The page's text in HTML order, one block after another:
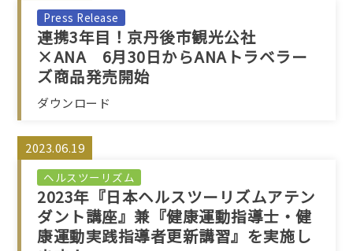
Press Release
連携3年目！京丹後市観光公社
×ANA 6月30日からANAトラベラー
ズ商品発売開始
ダウンロード
2023.06.19
ヘルスツーリズム
2023年『日本ヘルスツーリズムアテン
ダント講座』兼『健康運動指導士・健
康運動実践指導者更新講習』を実施し